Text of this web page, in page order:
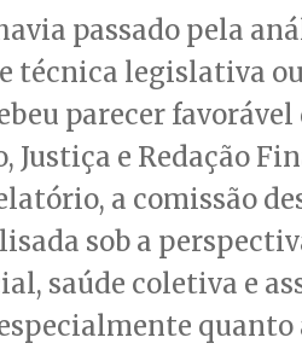
passado pela
técnica legislativa
parecer favorável
Justiça e Redação
a comissão
sob a
saúde coletiva e
quanto